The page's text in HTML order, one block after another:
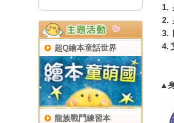
NT$221
超Q繪本童話世界
龍族戰鬥練習本
1.
2.
3.
4.
▲